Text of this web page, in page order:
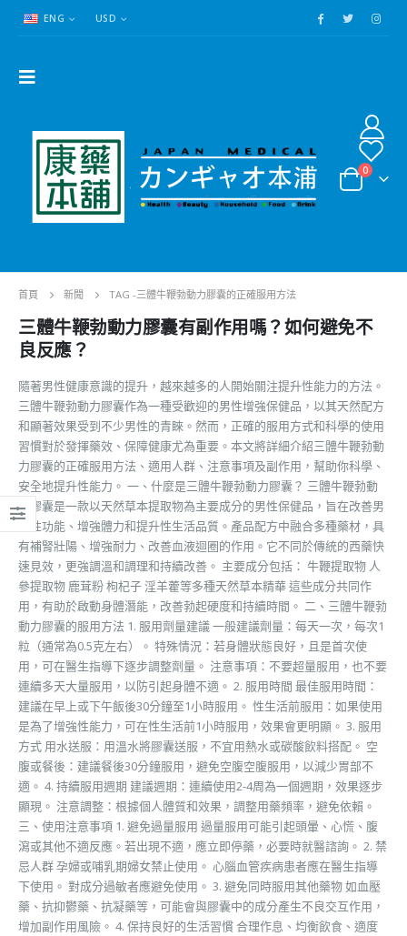
ENG USD
0
首頁 新聞 TAG -三體牛鞭勃動力膠囊的正確服用方法
三體牛鞭勃動力膠囊有副作用嗎？如何避免不
良反應？
隨著男性健康意識的提升，越來越多的人開始關注提升性能力的方法。
三體牛鞭勃動力膠囊作為一種受歡迎的男性增強保健品，以其天然配方
和顯著效果受到不少男性的青睞。然而，正確的服用方式和科學的使用
習慣對於發揮藥效、保障健康尤為重要。本文將詳細介紹三體牛鞭勃動
力膠囊的正確服用方法、適用人群、注意事項及副作用，幫助你科學、
安全地提升性能力。 一、什麼是三體牛鞭勃動力膠囊？ 三體牛鞭勃動
力膠囊是一款以天然草本提取物為主要成分的男性保健品，旨在改善男
性性功能、增強體力和提升性生活品質。產品配方中融合多種藥材，具
有補腎壯陽、增強耐力、改善血液迴圈的作用。它不同於傳統的西藥快
速見效，更強調溫和調理和持續改善。 主要成分包括： 牛鞭提取物 人
參提取物 鹿茸粉 枸杞子 淫羊藿等多種天然草本精華 這些成分共同作
用，有助於啟動身體潛能，改善勃起硬度和持續時間。 二、三體牛鞭勃
動力膠囊的服用方法 1. 服用劑量建議 一般建議劑量：每天一次，每次1
粒（通常為0.5克左右）。 特殊情況：若身體狀態良好，且是首次使
用，可在醫生指導下逐步調整劑量。 注意事項：不要超量服用，也不要
連續多天大量服用，以防引起身體不適。 2. 服用時間 最佳服用時間：
建議在早上或下午飯後30分鐘至1小時服用。 性生活前服用：如果使用
是為了增強性能力，可在性生活前1小時服用，效果會更明顯。 3. 服用
方式 用水送服：用溫水將膠囊送服，不宜用熱水或碳酸飲料搭配。 空
腹或餐後：建議餐後30分鐘服用，避免空腹空腹服用，以減少胃部不
適。 4. 持續服用週期 建議週期：連續使用2-4周為一個週期，效果逐步
顯現。 注意調整：根據個人體質和效果，調整用藥頻率，避免依賴。
三、使用注意事項 1. 避免過量服用 過量服用可能引起頭暈、心慌、腹
瀉或其他不適反應。若出現不適，應立即停藥，必要時就醫諮詢。 2. 禁
忌人群 孕婦或哺乳期婦女禁止使用。 心腦血管疾病患者應在醫生指導
下使用。 對成分過敏者應避免使用。 3. 避免同時服用其他藥物 如血壓
藥、抗抑鬱藥、抗凝藥等，可能會與膠囊中的成分產生不良交互作用，
增加副作用風險。 4. 保持良好的生活習慣 合理作息、均衡飲食、適度